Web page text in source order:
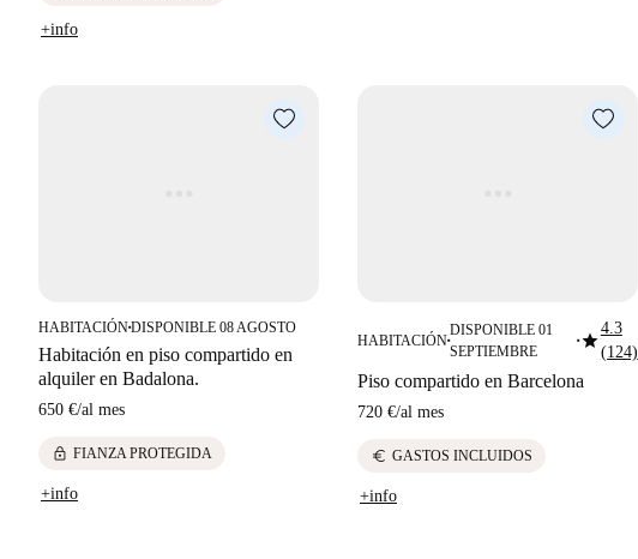
+info
HABITACIÓN■DISPONIBLE 08 AGOSTO
Habitación en piso compartido en
alquiler en Badalona.
650 €/al mes
lock FIANZA PROTEGIDA
+info
HABITACIÓN■
DISPONIBLE 01
SEPTIEMBRE
■star4.3
(124)
Piso compartido en Barcelona
720 €/al mes
euro GASTOS INCLUIDOS
+info